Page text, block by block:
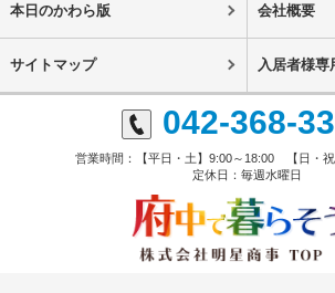
本日のかわら版 会社概要
サイトマップ 入居者様専
042-368-
営業時間：【平日・土】9:00～18:00 【日・
定休日：毎週水曜日